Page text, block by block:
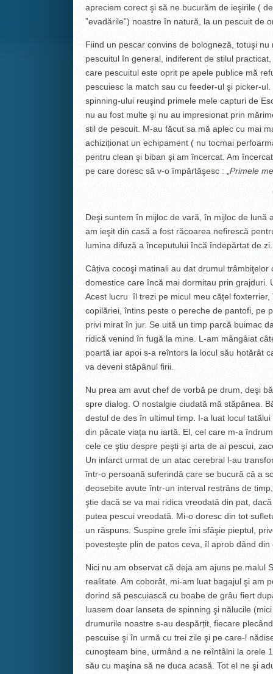
apreciem corect şi să ne bucurăm de ieşirile (
”evadările”) noastre în natură, la un pescuit de
Fiind un pescar convins de bologneză, totuşi
pescuitul în general, indiferent de stilul
care pescuitul este oprit pe apele publice mă
pescuiesc la match sau cu feeder-ul şi picker-
spinning-ului reuşind primele mele capturi de
nu au fost multe şi nu au impresionat prin
stil de pescuit. M-au făcut sa mă aplec cu mai
achiziționat un echipament ( nu tocmai
pentru clean şi biban şi am încercat. Am
pe care doresc să v-o împărtăşesc : „ Primele
Deşi suntem în mijloc de vară, în mijloc de lună
am ieşit din casă a fost răcoarea nefirescă
lumina difuză a începutului încă îndepărtat de zi.
Câțiva cocoşi matinali au dat drumul
domestice care încă mai dormitau prin grajduri.
Acest lucru îl trezi pe micul meu cățel
copilăriei, întins peste o pereche de pantofi, pe
privi mirat în jur. Se uită un timp parcă buimac
ridică venind în fugă la mine. L-am mângâiat
poartă iar apoi s-a reîntors la locul său hotărât
va deveni stăpânul firii.
Nu prea am avut chef de vorbă pe drum, deşi
spre dialog. O nostalgie ciudată mă stăpânea.
destul de des în ultimul timp. I-a luat locul
din păcate viața nu iartă. El, cel care m-a
cele ce ştiu despre peşti şi arta de ai pescui,
Un infarct urmat de un atac cerebral l-au
într-o persoană suferindă care se bucură că a
deosebite avute într-un interval restrâns de
ştie dacă se va mai ridica vreodată din pat,
putea pescui vreodată. Mi-o doresc din tot
un răspuns. Suspine grele îmi sfâşie pieptul,
povesteşte plin de patos ceva, îl aprob dând
Nici nu am observat că deja am ajuns pe malul
realitate. Am coborât, mi-am luat bagajul şi am
dorind să pescuiască cu boabe de grâu fiert
luasem doar lanseta de spinning şi nălucile
drumurile noastre s-au despărțit, fiecare
pescuise şi în urmă cu trei zile şi pe care-l
cunoşteam bine, urmând a ne reîntâlni la orele
său cu maşina să ne duca acasă. Tot el ne şi